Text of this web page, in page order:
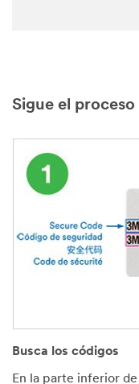
Sigue el
Busca los códigos
En la parte inferior